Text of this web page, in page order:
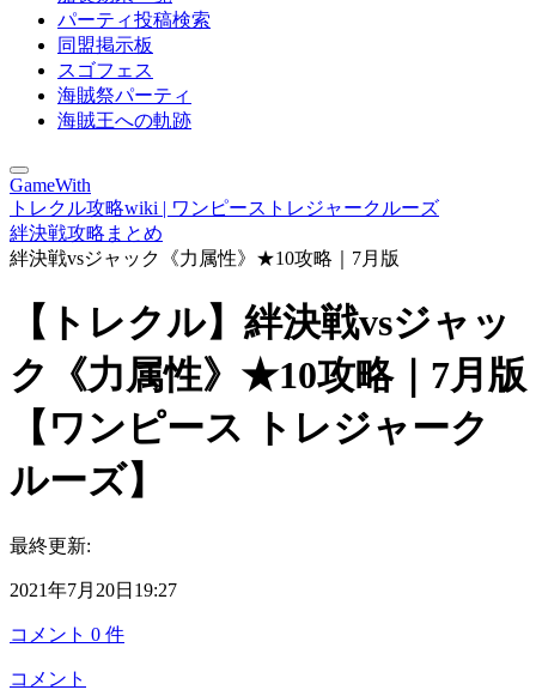
パーティ投稿検索
同盟掲示板
スゴフェス
海賊祭パーティ
海賊王への軌跡
GameWith
トレクル攻略wiki | ワンピーストレジャークルーズ
絆決戦攻略まとめ
絆決戦vsジャック《力属性》★10攻略｜7月版
【トレクル】絆決戦vsジャッ
ク《力属性》★10攻略｜7月版
【ワンピース トレジャーク
ルーズ】
最終更新:
2021年7月20日19:27
コメント 0 件
コメント